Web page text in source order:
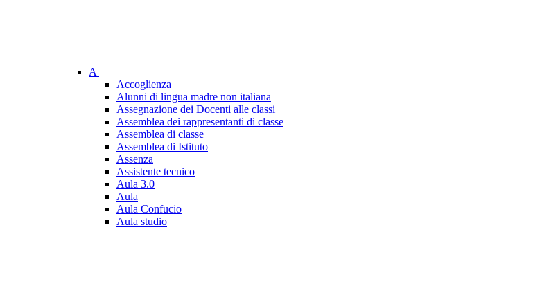
A
Accoglienza
Alunni di lingua madre non italiana
Assegnazione dei Docenti alle classi
Assemblea dei rappresentanti di classe
Assemblea di classe
Assemblea di Istituto
Assenza
Assistente tecnico
Aula 3.0
Aula
Aula Confucio
Aula studio